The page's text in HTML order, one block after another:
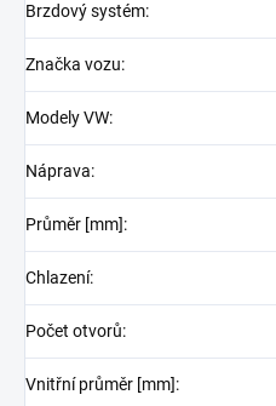
Brzdový systém:
Značka vozu:
Modely VW:
Náprava:
Průměr [mm]:
Chlazení:
Počet otvorů:
Vnitřní průměr [mm]: